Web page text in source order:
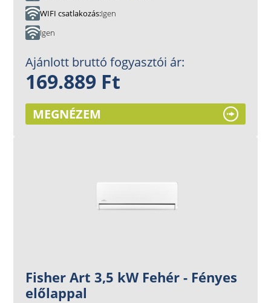
WIFI csatlakozás Igen
Igen
Ajánlott bruttó fogyasztói ár:
169.889 Ft
MEGNÉZEM
Fisher Art 3,5 kW Fehér - Fényes
előlappal